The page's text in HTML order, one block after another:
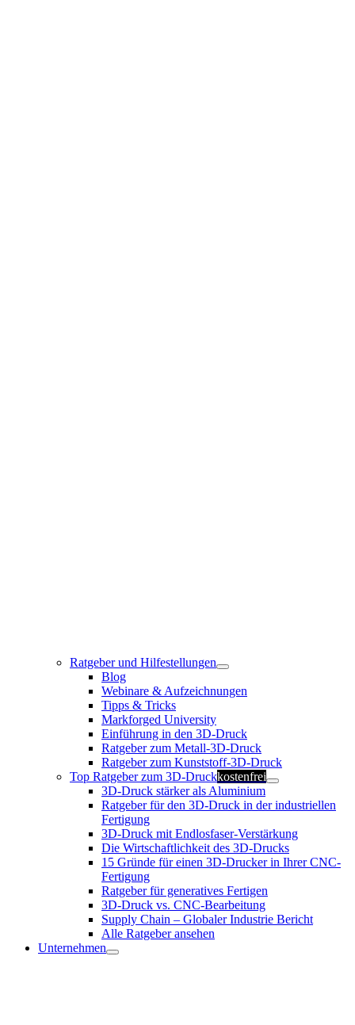
Ratgeber und Hilfestellungen
Blog
Webinare & Aufzeichnungen
Tipps & Tricks
Markforged University
Einführung in den 3D-Druck
Ratgeber zum Metall-3D-Druck
Ratgeber zum Kunststoff-3D-Druck
Top Ratgeber zum 3D-Druckkostenfrei
3D-Druck stärker als Aluminium
Ratgeber für den 3D-Druck in der industriellen
Fertigung
3D-Druck mit Endlosfaser-Verstärkung
Die Wirtschaftlichkeit des 3D-Drucks
15 Gründe für einen 3D-Drucker in Ihrer CNC-
Fertigung
Ratgeber für generatives Fertigen
3D-Druck vs. CNC-Bearbeitung
Supply Chain – Globaler Industrie Bericht
Alle Ratgeber ansehen
Unternehmen